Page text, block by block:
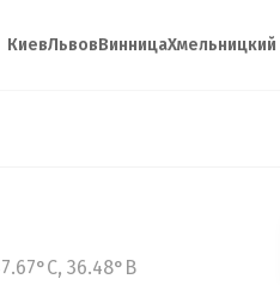
КиевЛьвовВинницаХмельницкий
36.48°В